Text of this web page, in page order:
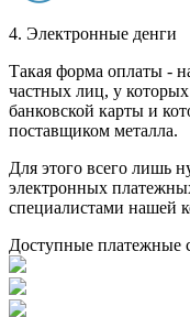
4. Электронные денги
Такая форма оплаты -
частных лиц, у которых
банковской карты и
поставщиком металла.
Для этого всего лишь
электронных
специалистами нашей
Доступные платежные